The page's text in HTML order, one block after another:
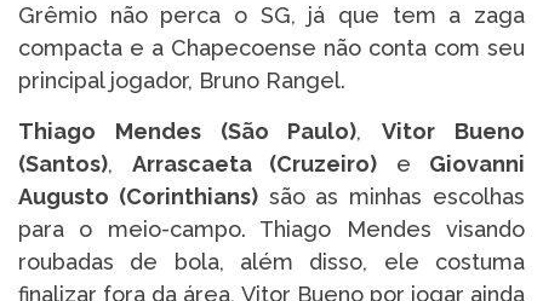
Grêmio não perca o SG, já que tem a zaga
compacta e a Chapecoense não conta com seu
principal jogador, Bruno Rangel.
Thiago Mendes (São Paulo),Vitor Bueno
(Santos), Arrascaeta (Cruzeiro) e Giovanni
Augusto (Corinthians)são as minhas escolhas
para o meio-campo. Thiago Mendes visando
roubadas de bola, além disso, ele costuma
finalizar fora da área, Vitor Bueno por jogar ainda